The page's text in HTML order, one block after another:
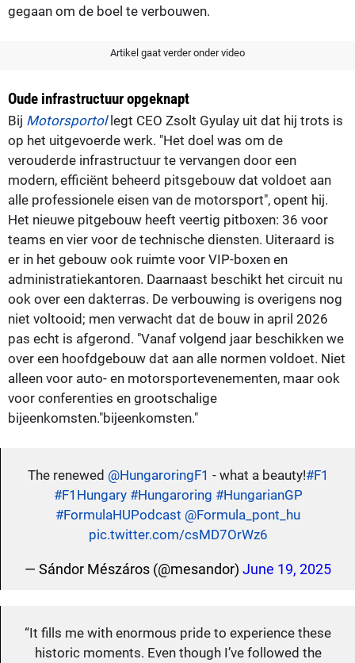
gegaan om de boel te verbouwen.
Artikel gaat verder onder video
Oude infrastructuur opgeknapt
Bij Motorsportollegt CEO Zsolt Gyulay uit dat hij trots is
op het uitgevoerde werk. "Het doel was om de
verouderde infrastructuur te vervangen door een
modern, efficiënt beheerd pitsgebouw dat voldoet aan
alle professionele eisen van de motorsport", opent hij.
Het nieuwe pitgebouw heeft veertig pitboxen: 36 voor
teams en vier voor de technische diensten. Uiteraard is
er in het gebouw ook ruimte voor VIP-boxen en
administratiekantoren. Daarnaast beschikt het circuit nu
ook over een dakterras. De verbouwing is overigens nog
niet voltooid; men verwacht dat de bouw in april 2026
pas echt is afgerond. "Vanaf volgend jaar beschikken we
over een hoofdgebouw dat aan alle normen voldoet. Niet
alleen voor auto- en motorsportevenementen, maar ook
voor conferenties en grootschalige
bijeenkomsten."bijeenkomsten."
The renewed @HungaroringF1 - what a beauty!#F1
#F1Hungary #Hungaroring #HungarianGP
#FormulaHUPodcast @Formula_pont_hu
pic.twitter.com/csMD7OrWz6
— Sándor Mészáros (@mesandor) June 19, 2025
“It fills me with enormous pride to experience these
historic moments. Even though I’ve followed the